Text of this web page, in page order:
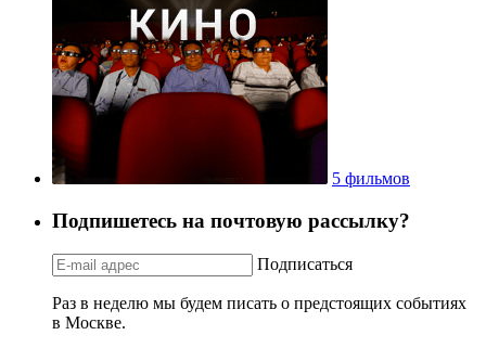
5 фильмов
Подпишетесь на почтовую рассылку?
Подписаться
Раз в неделю мы будем писать о предстоящих событиях
в Москве.